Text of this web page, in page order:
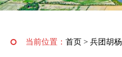
当前位置： 首页 > 兵团胡